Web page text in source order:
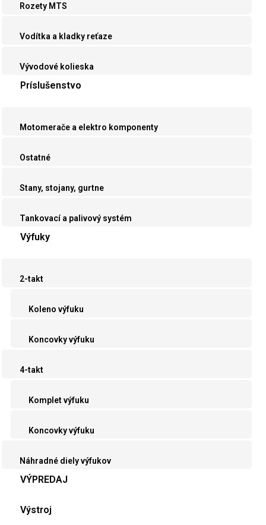
Rozety MTS
Vodítka a kladky reťaze
Vývodové kolieska
Príslušenstvo
Motomerače a elektro komponenty
Ostatné
Stany, stojany, gurtne
Tankovací a palivový systém
Výfuky
2-takt
Koleno výfuku
Koncovky výfuku
4-takt
Komplet výfuku
Koncovky výfuku
Náhradné diely výfukov
VÝPREDAJ
Výstroj